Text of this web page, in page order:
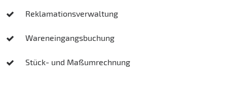
Reklamationsverwaltung
Wareneingangsbuchung
Stück- und Maßumrechnung